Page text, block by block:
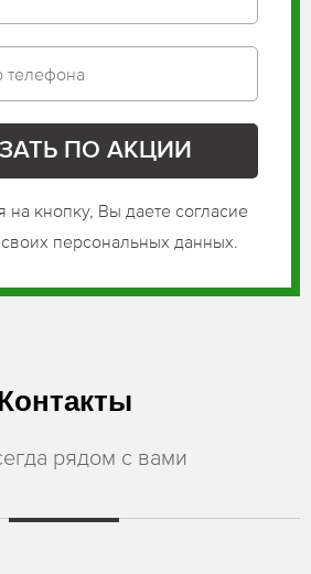
на кнопку, Вы даете согласие
персональных данных.
рядом с вами